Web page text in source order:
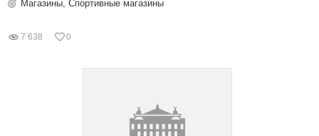
Магазины, Спортивные магазины
7 638 0